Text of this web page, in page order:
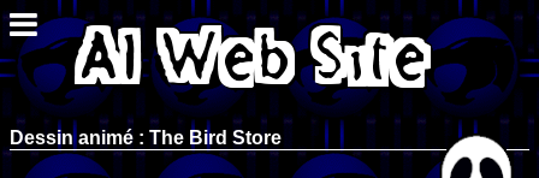
Dessin animé : The Bird Store